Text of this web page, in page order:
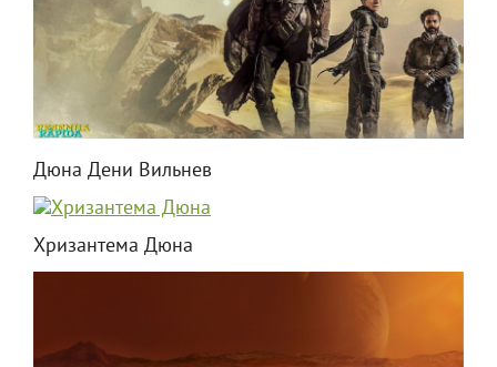
Дюна Дени Вильнев
Хризантема Дюна